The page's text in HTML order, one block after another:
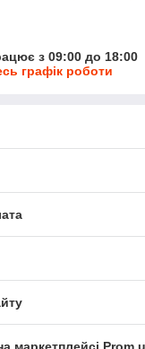
з 09:00 до 18:00
графік роботи